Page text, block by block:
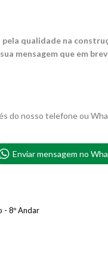
qualidade na
mensagem que em
do nosso telefone ou
Enviar mensagem no
- 8º Andar